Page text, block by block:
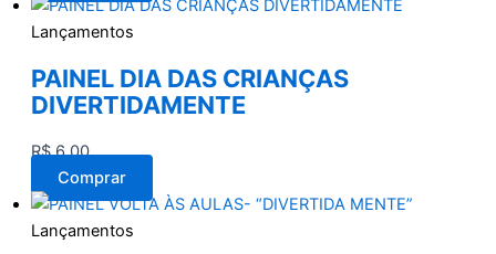
Lançamentos
PAINEL DIA DAS CRIANÇAS
DIVERTIDAMENTE
R$6,00
Comprar
Lançamentos